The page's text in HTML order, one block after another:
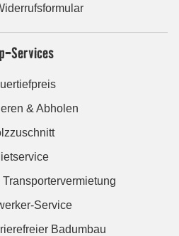
Services
& Abholen
Service
Badumbau